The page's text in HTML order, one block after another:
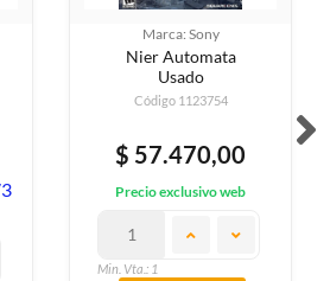
Marca: Sony
Nier Automata
Usado
Código 1123754
$ 57.470,00
Precio exclusivo web
Min. Vta.: 1